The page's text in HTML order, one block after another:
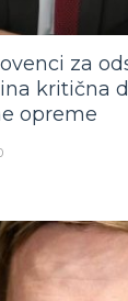
za
kritična
opreme